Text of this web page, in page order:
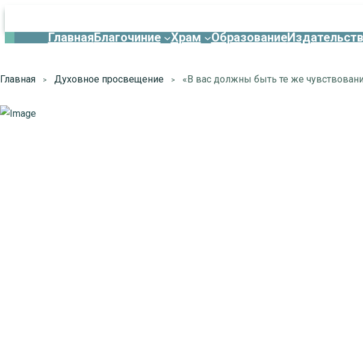
ГлавнаяБлагочиние Храм Образование
Главная Духовное просвещение